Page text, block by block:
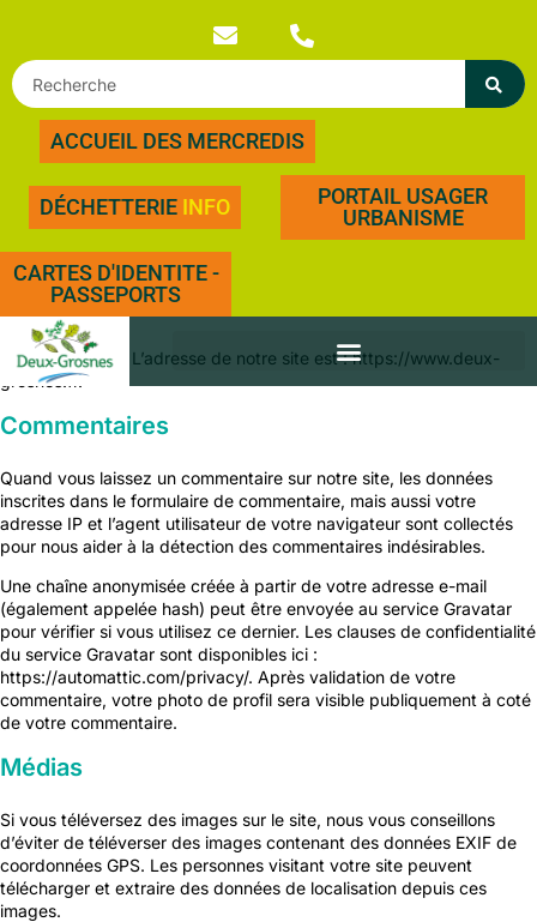
CARTES D'IDENTITE -
PASSEPORTS
PORTAIL USAGER
URBANISME
DÉCHETTERIE INFO
ACCUEIL DES MERCREDIS
Qui sommes-nous ?
Texte suggéré : L’adresse de notre site est : https://www.deux-
grosnes.fr.
Commentaires
Quand vous laissez un commentaire sur notre site, les données
inscrites dans le formulaire de commentaire, mais aussi votre
adresse IP et l’agent utilisateur de votre navigateur sont collectés
pour nous aider à la détection des commentaires indésirables.
Une chaîne anonymisée créée à partir de votre adresse e-mail
(également appelée hash) peut être envoyée au service Gravatar
pour vérifier si vous utilisez ce dernier. Les clauses de confidentialité
du service Gravatar sont disponibles ici :
https://automattic.com/privacy/. Après validation de votre
commentaire, votre photo de profil sera visible publiquement à coté
de votre commentaire.
Médias
Si vous téléversez des images sur le site, nous vous conseillons
d’éviter de téléverser des images contenant des données EXIF de
coordonnées GPS. Les personnes visitant votre site peuvent
télécharger et extraire des données de localisation depuis ces
images.